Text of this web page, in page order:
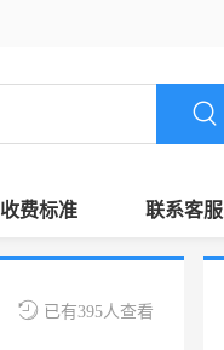
收费标准 联系客服
已有395人查看